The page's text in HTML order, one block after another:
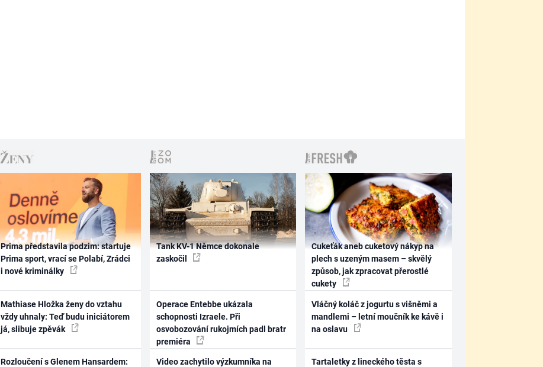
Prima představila podzim: startuje
Prima sport, vrací se Polabí, Zrádci
i nové kriminálky
Mathiase Hložka ženy do vztahu
vždy uhnaly: Teď budu iniciátorem
já, slibuje zpěvák
Rozloučení s Glenem Hansardem:
Tank KV-1 Němce dokonale
zaskočil
Operace Entebbe ukázala
schopnosti Izraele. Při
osvobozování rukojmích padl bratr
premiéra
Video zachytilo výzkumníka na
Cukeťák aneb cuketový nákyp na
plech s uzeným masem – skvělý
způsob, jak zpracovat přerostlé
cukety
Vláčný koláč z jogurtu s višněmi a
mandlemi – letní moučník ke kávě i
na oslavu
Tartaletky z lineckého těsta s